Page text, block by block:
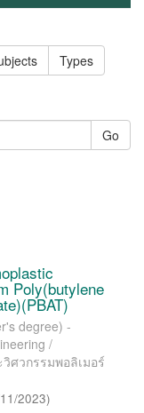
Types
Go
Poly(butylene
degree) -
/
ศวกรรมพอลิเมอร์
2023)